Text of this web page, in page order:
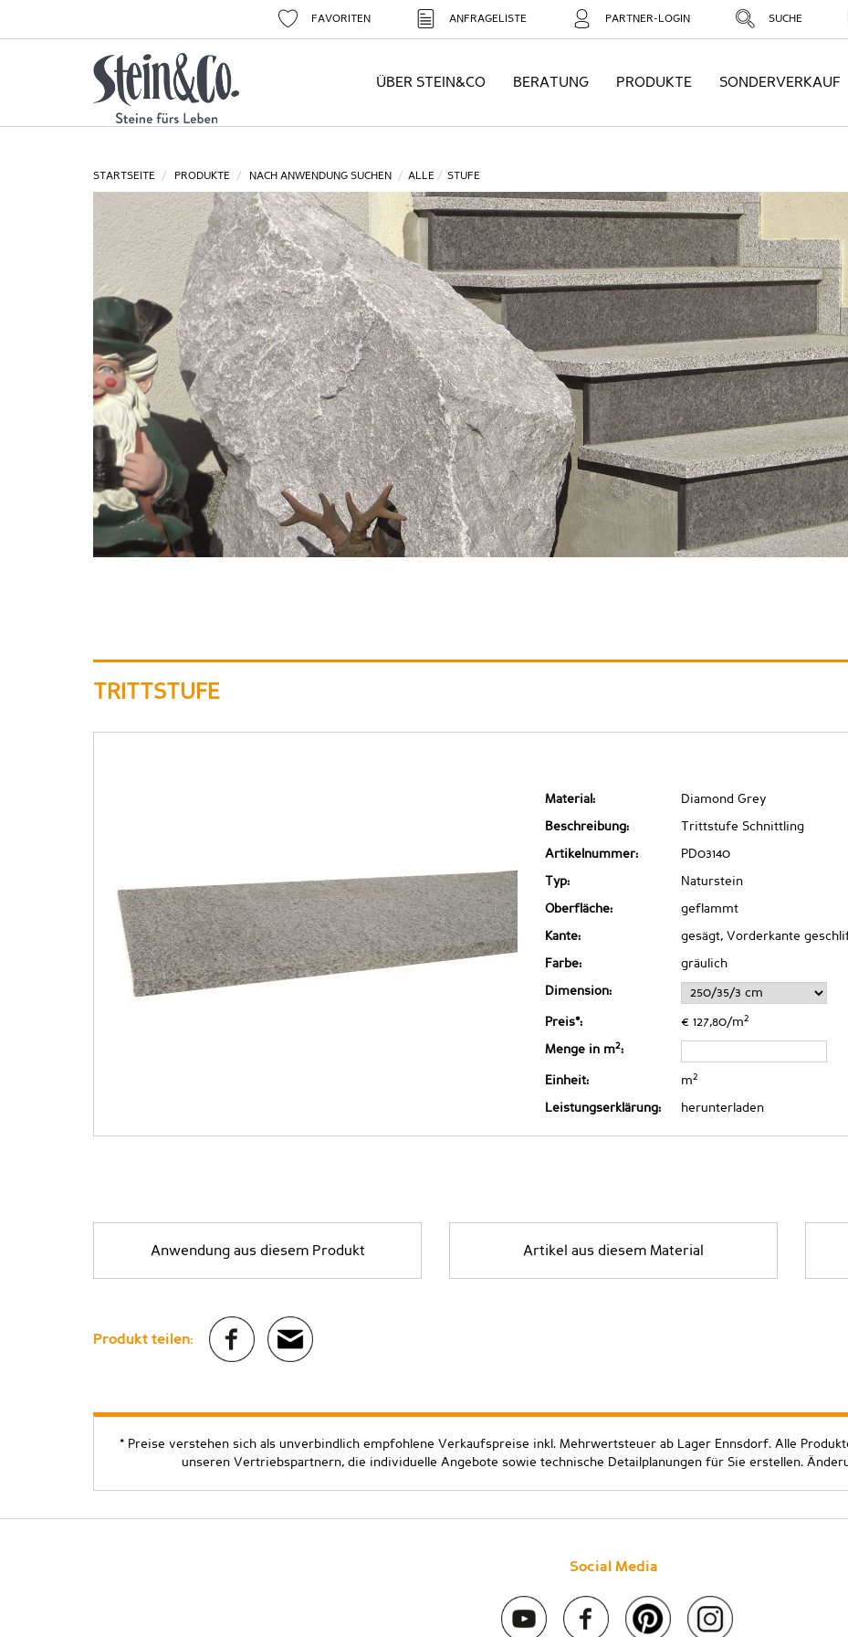
FAVORITEN ANFRAGELISTE PARTNER-LOGIN SUCHE
ÜBER STEIN&CO BERATUNG PRODUKTE SONDERVERKAUF
STARTSEITE PRODUKTE NACH ANWENDUNG SUCHEN ALLE STUFE
TRITTSTUFE
Material: Diamond Grey
Beschreibung: Trittstufe Schnittling
Artikelnummer: PD03140
Typ: Naturstein
Oberfläche: geflammt
Kante: gesägt, Vorderkante
Farbe: gräulich
Dimension:
Preis*: € 127,80/m2
Menge in m2:
Einheit: m2
Leistungserklärung: herunterladen
Anwendung aus diesem Produkt Artikel aus diesem Material
Produkt teilen:
* Preise verstehen sich als unverbindlich empfohlene Verkaufspreise inkl. Mehrwertsteuer ab Lager Ennsdorf. Alle
unseren Vertriebspartnern, die individuelle Angebote sowie technische Detailplanungen für Sie erstellen.
Social Media